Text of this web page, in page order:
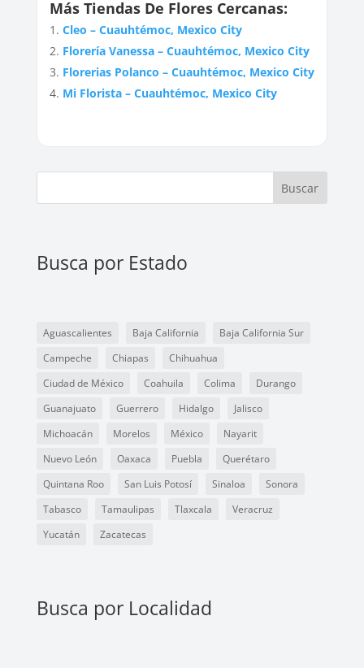
Más Tiendas De Flores Cercanas:
Cleo – Cuauhtémoc, Mexico City
Florería Vanessa – Cuauhtémoc, Mexico City
Florerias Polanco – Cuauhtémoc, Mexico City
Mi Florista – Cuauhtémoc, Mexico City
Buscar
Busca por Estado
Aguascalientes Baja California
Baja California Sur
Campeche
Chiapas
Chihuahua
Ciudad de México
Coahuila Colima
Durango
Guanajuato
Guerrero Hidalgo
Jalisco
Michoacán
Morelos México
Nayarit
Nuevo León
Oaxaca Puebla
Querétaro
Quintana Roo
San Luis Potosí Sinaloa
Sonora
Tabasco
Tamaulipas Tlaxcala
Veracruz
Yucatán
Zacatecas
Busca por Localidad